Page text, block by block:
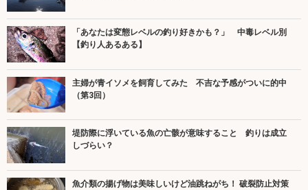
「あなたは変態レベルの釣り好きかも？」 中毒レベル別
【釣り人あるある】
主婦が青イソメを飼育してみた 不吉な予感がついに的中
（第3回）
堤防際に浮いている魚の亡骸が意味すること 釣りは成立
しづらい？
魚介類の揚げ物は美味しいけど油跳ねがち！ 破裂防止対策